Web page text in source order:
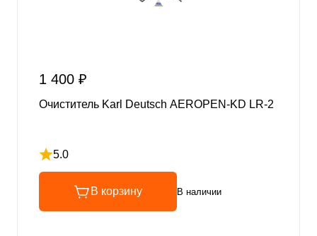
1 400 ₽
Очиститель Karl Deutsch AEROPEN-KD LR-2
5.0
Рейтинг 5 из 5
В корзину В наличии